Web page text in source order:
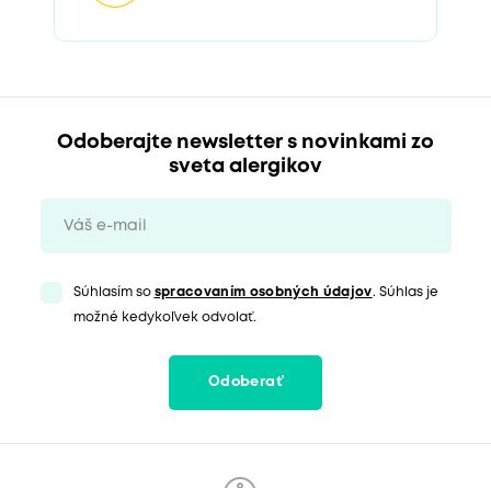
Odoberajte newsletter s novinkami zo
sveta alergikov
Súhlasím so spracovaním osobných údajov. Súhlas je
možné kedykoľvek odvolať.
Odoberať